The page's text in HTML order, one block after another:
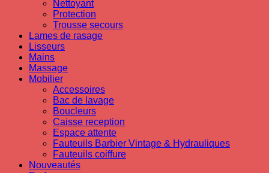
Nettoyant
Protection
Trousse secours
Lames de rasage
Lisseurs
Mains
Massage
Mobilier
Accessoires
Bac de lavage
Boucleurs
Caisse reception
Espace attente
Fauteuils Barbier Vintage & Hydrauliques
Fauteuils coiffure
Nouveautés